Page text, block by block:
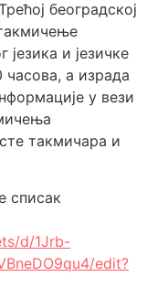
београдској
и језичке
а израда
у вези
такмичара и
списак
d/1Jrb-
edit?